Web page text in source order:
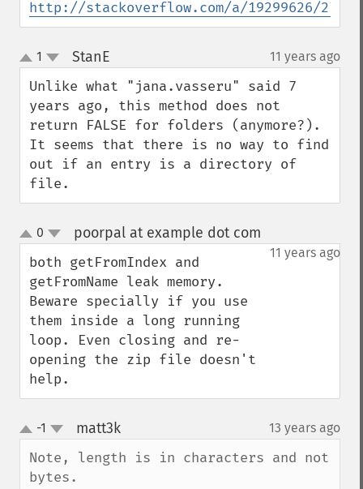
http://stackoverflow.com/a/19299626/
up
down
1 StanE 11 years ago
Unlike what "jana.vasseru" said 7
years ago, this method does not
return FALSE for folders (anymore?).
It seems that there is no way to find
out if an entry is a directory of
file.
up
down
0 poorpal at example dot com
11 years ago
both getFromIndex and
getFromName leak memory.
Beware specially if you use
them inside a long running
loop. Even closing and re-
opening the zip file doesn't
help.
up
down
-1 matt3k¶ 13 years ago
Note, length is in characters and not
bytes.